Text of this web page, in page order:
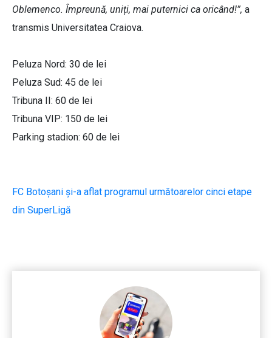
Oblemenco. Împreună, uniți, mai puternici ca oricând!”, a
transmis Universitatea Craiova.
Peluza Nord: 30 de lei
Peluza Sud: 45 de lei
Tribuna II: 60 de lei
Tribuna VIP: 150 de lei
Parking stadion: 60 de lei
FC Botoșani și-a aflat programul următoarelor cinci etape
din SuperLigă